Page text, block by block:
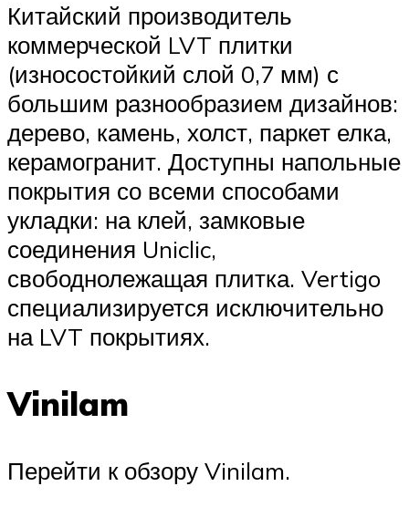
Китайский производитель
коммерческой LVT плитки
(износостойкий слой 0,7 мм) с
большим разнообразием дизайнов:
дерево, камень, холст, паркет елка,
керамогранит. Доступны напольные
покрытия со всеми способами
укладки: на клей, замковые
соединения Uniclic,
свободнолежащая плитка. Vertigo
специализируется исключительно
на LVT покрытиях.
Vinilam
Перейти к обзору Vinilam.